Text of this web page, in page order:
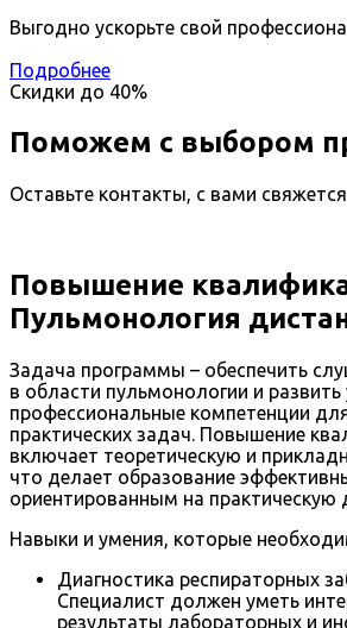
Выгодно ускорьте свой
Подробнее
Скидки до 40%
Поможем с выбором
Оставьте контакты, с вами
Повышение
Пульмонология
Задача программы – обеспечить
в области пульмонологии и развить
профессиональные компетенции
практических задач. Повышение
включает теоретическую и
что делает образование
ориентированным на практическую
Навыки и умения, которые
Диагностика респираторных
Специалист должен уметь
результаты лабораторных и